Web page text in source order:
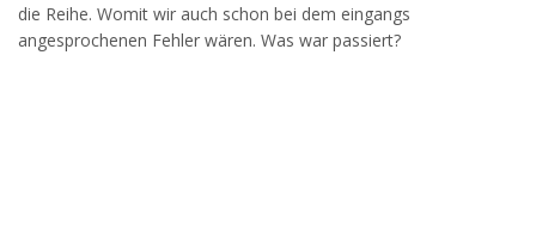
die Reihe. Womit wir auch schon bei dem eingangs
angesprochenen Fehler wären. Was war passiert?